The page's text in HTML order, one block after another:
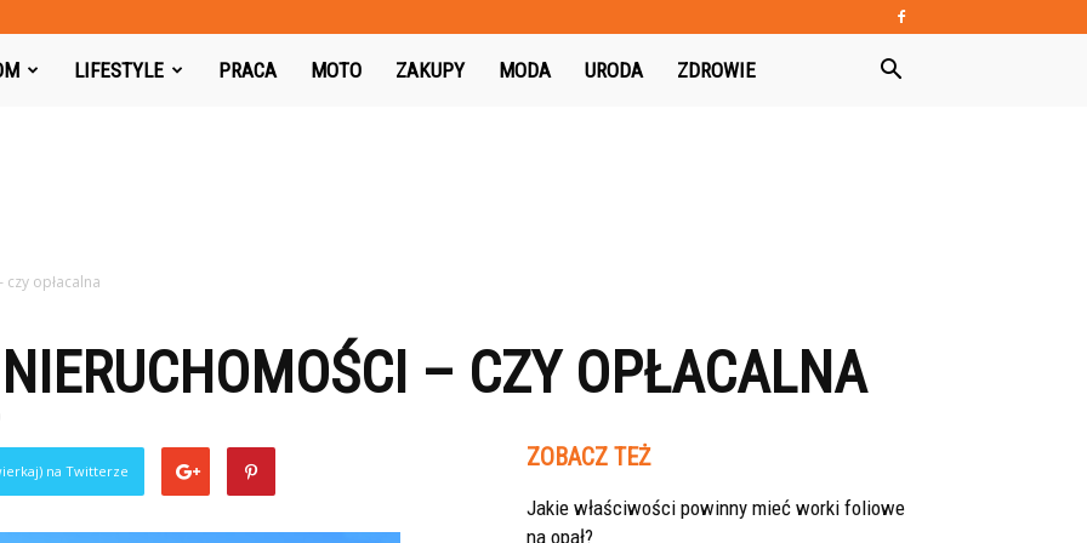
LIFESTYLE PRACA MOTO ZAKUPY MODA URODA ZDROWIE
opłacalna
– CZY OPŁACALNA
na Twitterze ZOBACZ TEŻ
Jakie właściwości powinny mieć worki foliowe
na opał?